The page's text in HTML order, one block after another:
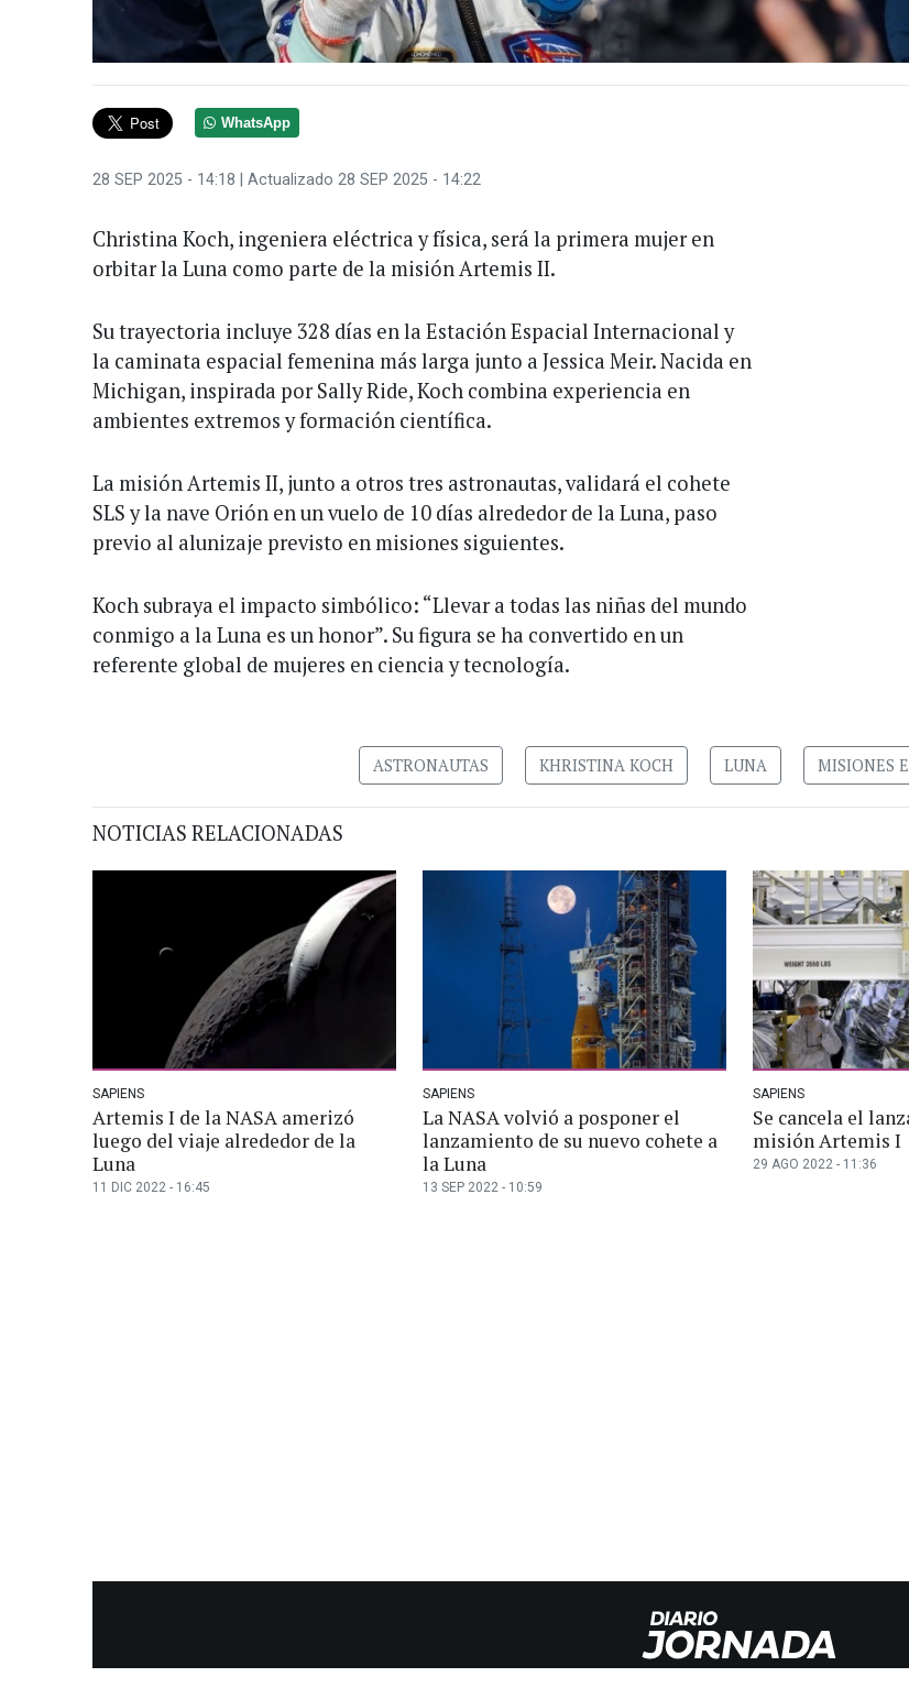
WhatsApp
28 SEP 2025 - 14:18 | Actualizado 28 SEP 2025 - 14:22
Christina Koch, ingeniera eléctrica y física, será la primera mujer en
orbitar la Luna como parte de la misión Artemis II.
Su trayectoria incluye 328 días en la Estación Espacial Internacional y
la caminata espacial femenina más larga junto a Jessica Meir. Nacida en
Michigan, inspirada por Sally Ride, Koch combina experiencia en
ambientes extremos y formación científica.
La misión Artemis II, junto a otros tres astronautas, validará el cohete
SLS y la nave Orión en un vuelo de 10 días alrededor de la Luna, paso
previo al alunizaje previsto en misiones siguientes.
Koch subraya el impacto simbólico: “Llevar a todas las niñas del mundo
conmigo a la Luna es un honor”. Su figura se ha convertido en un
referente global de mujeres en ciencia y tecnología.
ASTRONAUTAS KHRISTINA KOCH LUNA MISIONES
NOTICIAS RELACIONADAS
SAPIENS
Artemis I de la NASA amerizó
luego del viaje alrededor de la
Luna
11 DIC 2022 - 16:45
SAPIENS
La NASA volvió a posponer el
lanzamiento de su nuevo cohete a
la Luna
13 SEP 2022 - 10:59
SAPIENS
Se cancela el
misión Artemis I
29 AGO 2022 - 11:36